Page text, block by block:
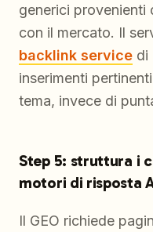
generici provenienti
con il mercato. Il
backlink service di
inserimenti
tema, invece di
Step 5: struttura i
motori di risposta
Il GEO richiede